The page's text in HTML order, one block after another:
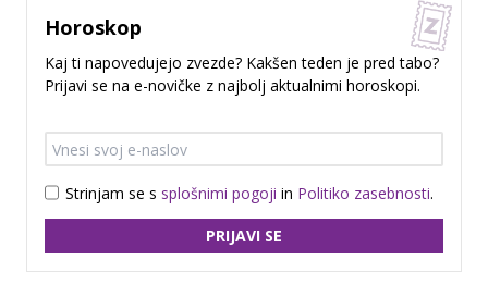
Horoskop
Kaj ti napovedujejo zvezde? Kakšen teden je pred tabo?
Prijavi se na e-novičke z najbolj aktualnimi horoskopi.
Strinjam se s splošnimi pogoji in Politiko zasebnosti.
PRIJAVI SE